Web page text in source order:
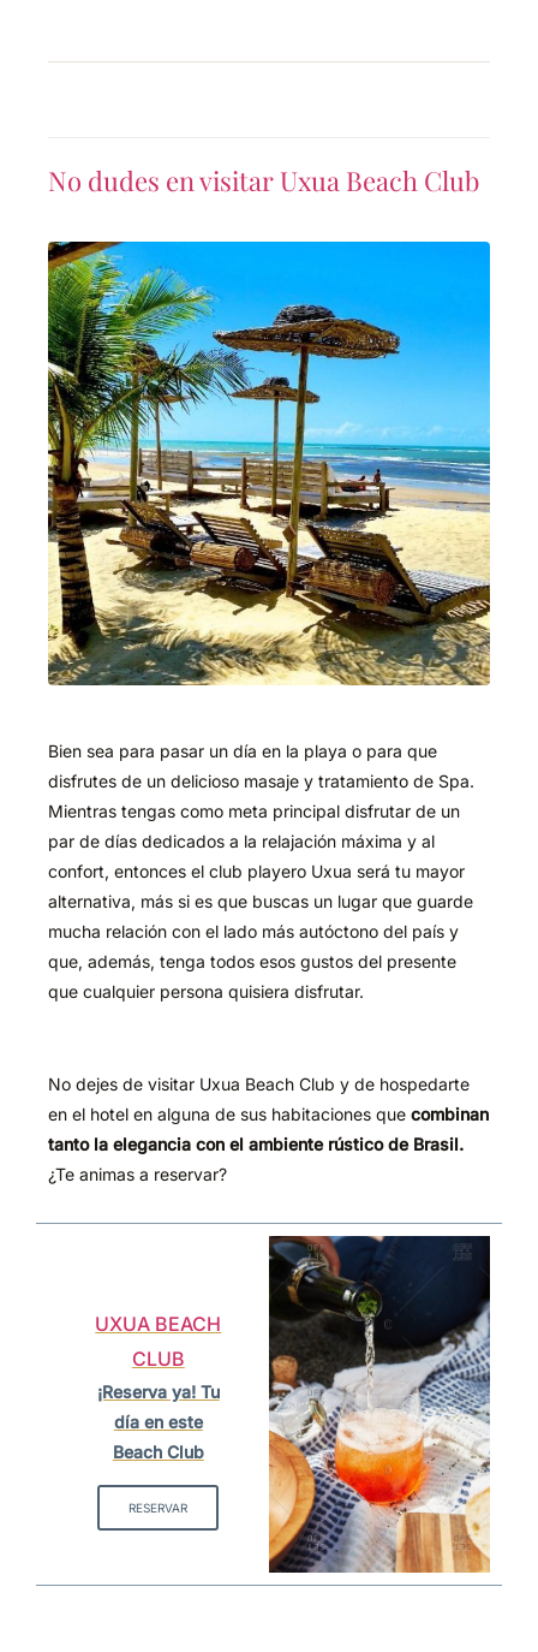
No dudes en visitar Uxua Beach Club
Bien sea para pasar un día en la playa o para que
disfrutes de un delicioso masaje y tratamiento de Spa.
Mientras tengas como meta principal disfrutar de un
par de días dedicados a la relajación máxima y al
confort, entonces el club playero Uxua será tu mayor
alternativa, más si es que buscas un lugar que guarde
mucha relación con el lado más autóctono del país y
que, además, tenga todos esos gustos del presente
que cualquier persona quisiera disfrutar.
No dejes de visitar Uxua Beach Club y de hospedarte
en el hotel en alguna de sus habitaciones que combinan
tanto la elegancia con el ambiente rústico de Brasil.
¿Te animas a reservar?
UXUA BEACH
CLUB
¡Reserva ya! Tu
día en este
Beach Club
RESERVAR